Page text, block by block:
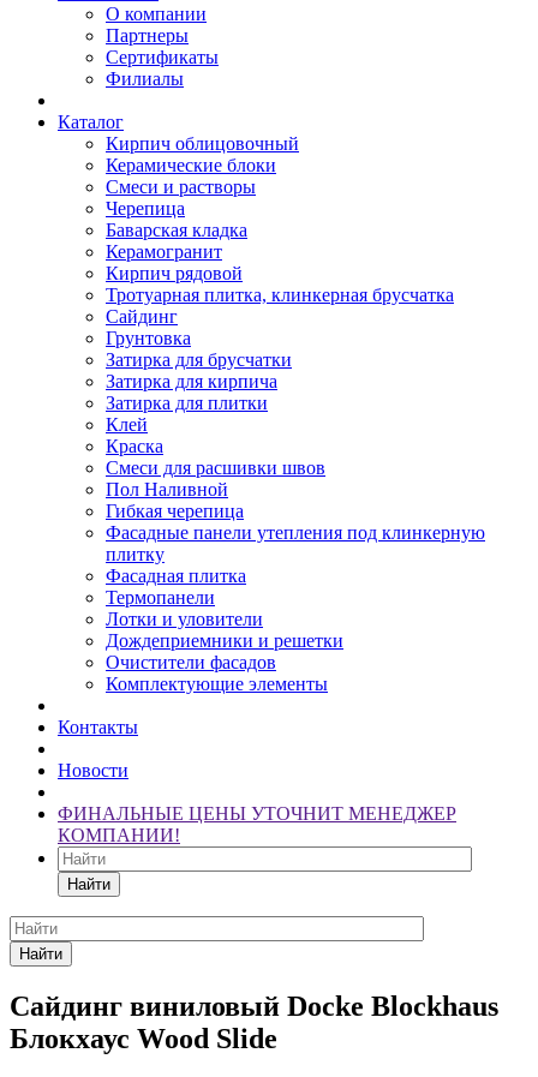
О компании
Партнеры
Сертификаты
Филиалы
Каталог
Кирпич облицовочный
Керамические блоки
Смеси и растворы
Черепица
Баварская кладка
Керамогранит
Кирпич рядовой
Тротуарная плитка, клинкерная брусчатка
Сайдинг
Грунтовка
Затирка для брусчатки
Затирка для кирпича
Затирка для плитки
Клей
Краска
Смеси для расшивки швов
Пол Наливной
Гибкая черепица
Фасадные панели утепления под клинкерную
плитку
Фасадная плитка
Термопанели
Лотки и уловители
Дождеприемники и решетки
Очистители фасадов
Комплектующие элементы
Контакты
Новости
ФИНАЛЬНЫЕ ЦЕНЫ УТОЧНИТ МЕНЕДЖЕР
КОМПАНИИ!
Найти
Найти
Сайдинг виниловый Docke Blockhaus
Блокхаус Wood Slide